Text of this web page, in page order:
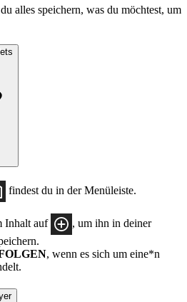
alles speichern, was du möchtest, um
findest du in der Menüleiste.
Inhalt auf
, um ihn in deiner
, wenn es sich um eine*n